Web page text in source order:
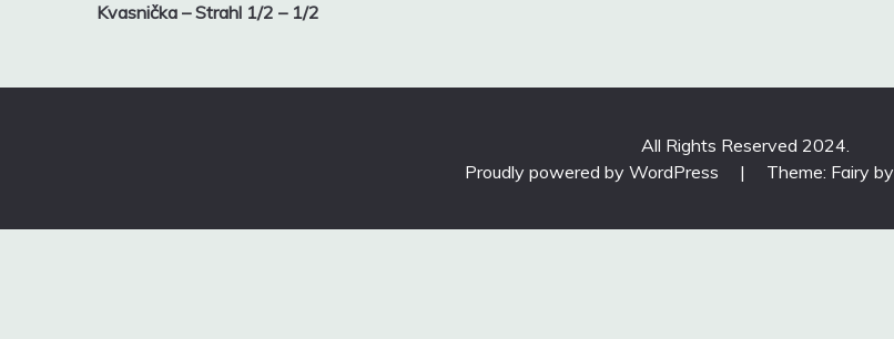
příspěvek
Kvasnička – Strahl 1/2 – 1/2
All Rights Reserved 2024.
Proudly powered by WordPress
| Theme: Fairy by